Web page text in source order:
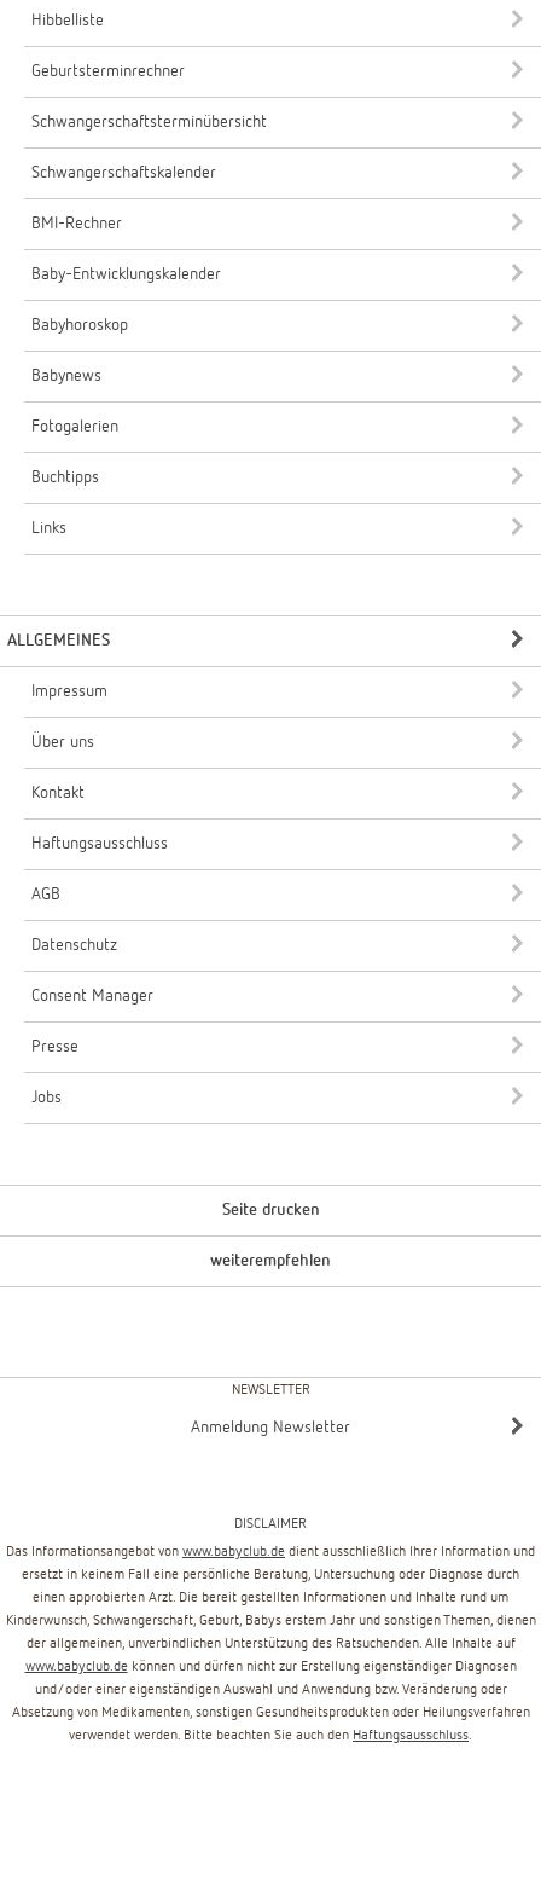
Hibbelliste
Geburtsterminrechner
Schwangerschaftsterminübersicht
Schwangerschaftskalender
BMI-Rechner
Baby-Entwicklungskalender
Babyhoroskop
Babynews
Fotogalerien
Buchtipps
Links
ALLGEMEINES
Impressum
Über uns
Kontakt
Haftungsausschluss
AGB
Datenschutz
Consent Manager
Presse
Jobs
Seite drucken
weiterempfehlen
NEWSLETTER
Anmeldung Newsletter
DISCLAIMER
Das Informationsangebot von www.babyclub.de dient ausschließlich Ihrer Information und
ersetzt in keinem Fall eine persönliche Beratung, Untersuchung oder Diagnose durch
einen approbierten Arzt. Die bereit gestellten Informationen und Inhalte rund um
Kinderwunsch, Schwangerschaft, Geburt, Babys erstem Jahr und sonstigen Themen, dienen
der allgemeinen, unverbindlichen Unterstützung des Ratsuchenden. Alle Inhalte auf
www.babyclub.de können und dürfen nicht zur Erstellung eigenständiger Diagnosen
und/oder einer eigenständigen Auswahl und Anwendung bzw. Veränderung oder
Absetzung von Medikamenten, sonstigen Gesundheitsprodukten oder Heilungsverfahren
verwendet werden. Bitte beachten Sie auch den Haftungsausschluss.